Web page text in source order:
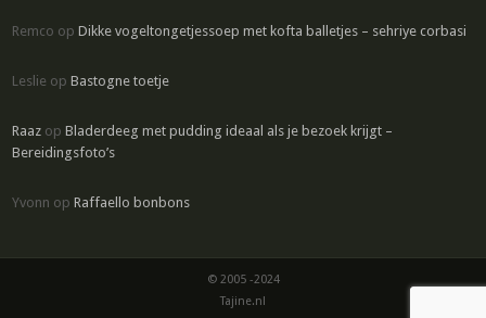
Remco opDikke vogeltongetjessoep met kofta balletjes – sehriye corbasi
Leslie opBastogne toetje
Raaz opBladerdeeg met pudding ideaal als je bezoek krijgt –
Bereidingsfoto’s
Yvonn opRaffaello bonbons
© 2005 -2024
Tajine.nl